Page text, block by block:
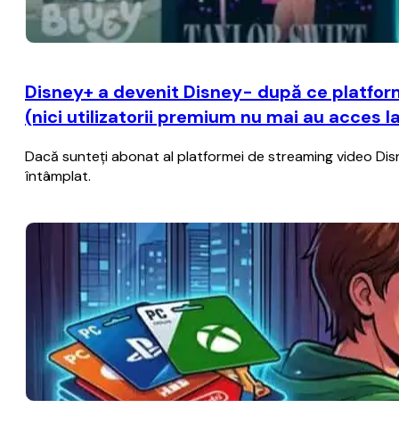
Disney+ a devenit Disney- după ce
(nici utilizatorii premium nu mai au acces
Dacă sunteţi abonat al platformei de streaming video
întâmplat.